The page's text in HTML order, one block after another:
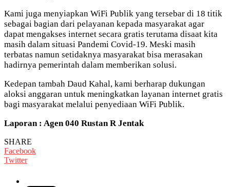
Kami juga menyiapkan WiFi Publik yang tersebar di 18 titik
sebagai bagian dari pelayanan kepada masyarakat agar
dapat mengakses internet secara gratis terutama disaat kita
masih dalam situasi Pandemi Covid-19. Meski masih
terbatas namun setidaknya masyarakat bisa merasakan
hadirnya pemerintah dalam memberikan solusi.
Kedepan tambah Daud Kahal, kami berharap dukungan
aloksi anggaran untuk meningkatkan layanan internet gratis
bagi masyarakat melalui penyediaan WiFi Publik.
Laporan : Agen 040 Rustan R Jentak
SHARE
Facebook
Twitter